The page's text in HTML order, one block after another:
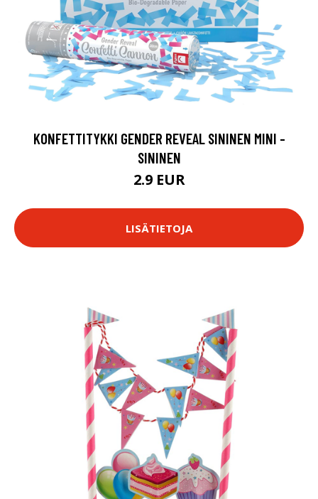
KONFETTITYKKI GENDER REVEAL SININEN MINI -
SININEN
2.9 EUR
LISÄTIETOJA